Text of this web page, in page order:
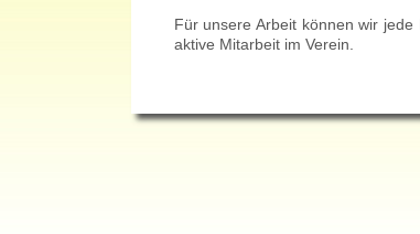
Für unsere Arbeit können wir
aktive Mitarbeit im Verein.